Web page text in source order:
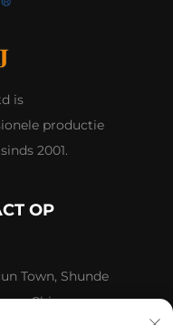
is
productie
2001.
OP
Town, Shunde
China.